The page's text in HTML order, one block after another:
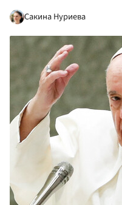
Сакина Нуриева